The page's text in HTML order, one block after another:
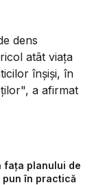
dens
atât viaţa
înşişi, în
a afirmat
fața planului de
în practică